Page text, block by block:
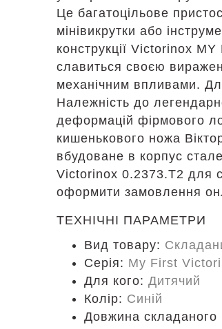
Це багатоцільове
мінівикрутки або
конструкції Victorinox
славиться своєю
механічним впливами.
Належність до
деформацій фірмового
кишенькового ножа
вбудоване в корпус
Victorinox 0.2373.T2 для
оформити замовлення
ТЕХНІЧНІ ПАРАМЕТРИ
Вид товару:
Серія: My First
Для кого: Дитячий
Колір: Синій
Довжина